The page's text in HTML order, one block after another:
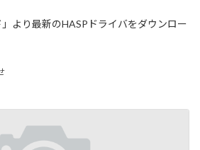
より最新のHASPドライバをダウンロー